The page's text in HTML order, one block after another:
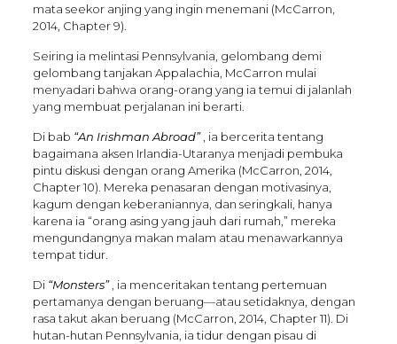
mata seekor anjing yang ingin menemani (McCarron,
2014, Chapter 9).
Seiring ia melintasi Pennsylvania, gelombang demi
gelombang tanjakan Appalachia, McCarron mulai
menyadari bahwa orang-orang yang ia temui di jalanlah
yang membuat perjalanan ini berarti.
Di bab “An Irishman Abroad”, ia bercerita tentang
bagaimana aksen Irlandia-Utaranya menjadi pembuka
pintu diskusi dengan orang Amerika (McCarron, 2014,
Chapter 10). Mereka penasaran dengan motivasinya,
kagum dengan keberaniannya, dan seringkali, hanya
karena ia “orang asing yang jauh dari rumah,” mereka
mengundangnya makan malam atau menawarkannya
tempat tidur.
Di “Monsters”, ia menceritakan tentang pertemuan
pertamanya dengan beruang—atau setidaknya, dengan
rasa takut akan beruang (McCarron, 2014, Chapter 11). Di
hutan-hutan Pennsylvania, ia tidur dengan pisau di